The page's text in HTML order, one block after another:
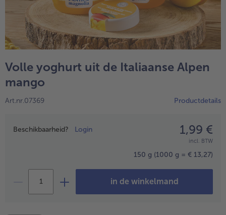
High Protein
alleHigh Protein
Veggie & Vegan
- 5 € bij aankoop van 7 maaltijden naar keuze
Volle yoghurt uit de Italiaanse Alpen
mango
Art.nr.07369 Productdetails
Prijsopgave
Beschikbaarheid? Login 1,99 €
incl. BTW
150 g (1000 g = € 13,27)
in de winkelmand